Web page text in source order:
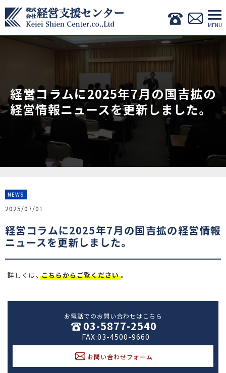
経営コラムに2025年7月の国吉拡の
経営情報ニュースを更新しました。
NEWS
2025/07/01
経営コラムに2025年7月の国吉拡の経営情報
ニュースを更新しました。
詳しくは、 こちらからご覧ください。
お電話でのお問い合わせはこちら
03-5877-2540
FAX:03-4500-9660
お問い合わせフォーム